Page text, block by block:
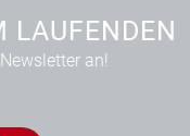
LAUFENDEN
an!